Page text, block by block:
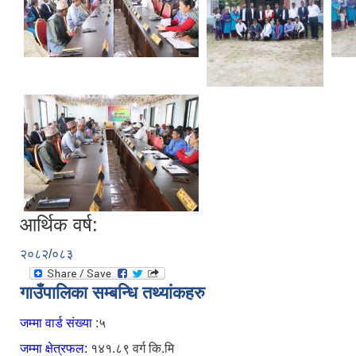
आर्थिक वर्ष:
२०८२/०८३
गाउँपालिका सम्बन्धि तथ्यांकहरु
जम्मा वार्ड संख्या :५
जम्मा क्षेत्रफल: १४१.८९ वर्ग कि.मि